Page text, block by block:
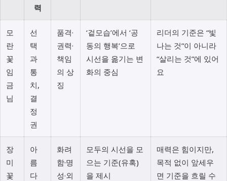
력
모
란
꽃
임
금
님
선
택
과
통
치,
결
정
권
품격·
권력·
책임
의 상
징
‘겉모습’에서 ‘공
동의 행복’으로
시선을 옮기는 변
화의 중심
리더의 기준은 “빛
나는 것”이 아니라
“살리는 것”에 있어
요
장
미
꽃
아
름
다
화려
함·명
성·외
모두의 시선을 모
으는 기준(유혹)
을 제시
매력은 힘이지만,
목적 없이 앞세우
면 기준을 흐릴 수